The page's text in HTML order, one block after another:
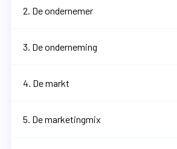
2. De ondernemer
3. De onderneming
4. De markt
5. De marketingmix